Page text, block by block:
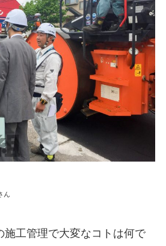
ん
施工管理で大変なコトは何で